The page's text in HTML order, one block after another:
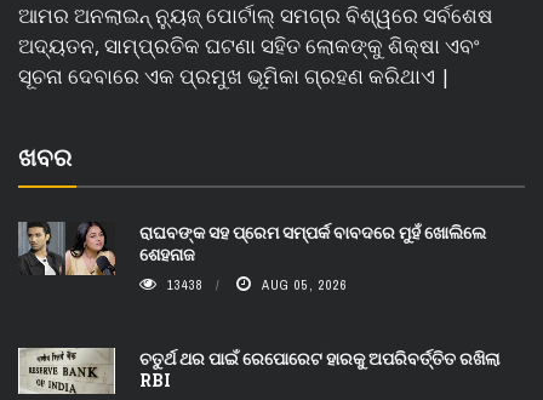
ଆମର ଅନଲାଇନ୍ ନ୍ୟୁଜ୍ ପୋର୍ଟାଲ୍ ସମଗ୍ର ବିଶ୍ୱରେ ସର୍ବଶେଷ
ଅଦ୍ୟତନ, ସାମ୍ପ୍ରତିକ ଘଟଣା ସହିତ ଲୋକଙ୍କୁ ଶିକ୍ଷା ଏବଂ
ସୂଚନା ଦେବାରେ ଏକ ପ୍ରମୁଖ ଭୂମିକା ଗ୍ରହଣ କରିଥାଏ |
ଖବର
ରାଘବଙ୍କ ସହ ପ୍ରେମ ସମ୍ପର୍କ ବାବଦରେ ମୁହଁ ଖୋଲିଲେ
ଶେହନାଜ
13438 AUG 05, 2026
ଚତୁର୍ଥ ଥର ପାଇଁ ରେପୋରେଟ ହାରକୁ ଅପରିବର୍ତ୍ତିତ ରଖିଲା
RBI